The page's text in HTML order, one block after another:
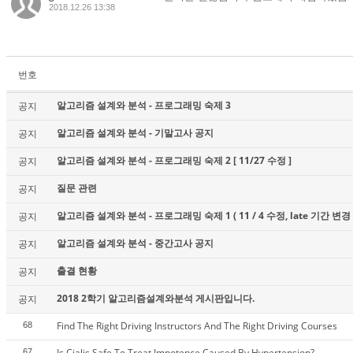
2018.12.26 13:38
번호
공지 알고리즘 설계와 분석 - 프로그래밍 숙제 3
공지 알고리즘 설계와 분석 - 기말고사 공지
공지 알고리즘 설계와 분석 - 프로그래밍 숙제 2 [ 11/27 수정 ]
공지 질문 관련
공지 알고리즘 설계와 분석 - 프로그래밍 숙제 1 ( 11 / 4 수정, late 기간 변경
공지 알고리즘 설계와 분석 - 중간고사 공지
공지 출결 현황
공지 2018 2학기 알고리즘설계와분석 게시판입니다.
68 Find The Right Driving Instructors And The Right Driving Courses